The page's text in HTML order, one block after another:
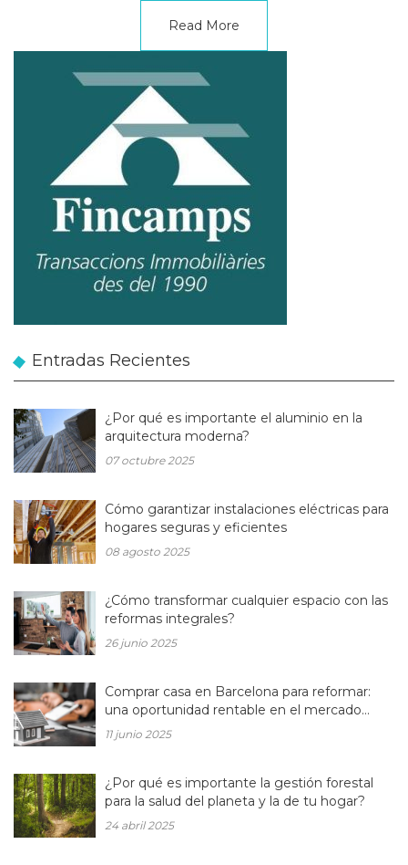
Read More
Entradas Recientes
¿Por qué es importante el aluminio en la
arquitectura moderna?
07 octubre 2025
Cómo garantizar instalaciones eléctricas para
hogares seguras y eficientes
08 agosto 2025
¿Cómo transformar cualquier espacio con las
reformas integrales?
26 junio 2025
Comprar casa en Barcelona para reformar:
una oportunidad rentable en el mercado
inmobiliario actual
11 junio 2025
¿Por qué es importante la gestión forestal
para la salud del planeta y la de tu hogar?
24 abril 2025